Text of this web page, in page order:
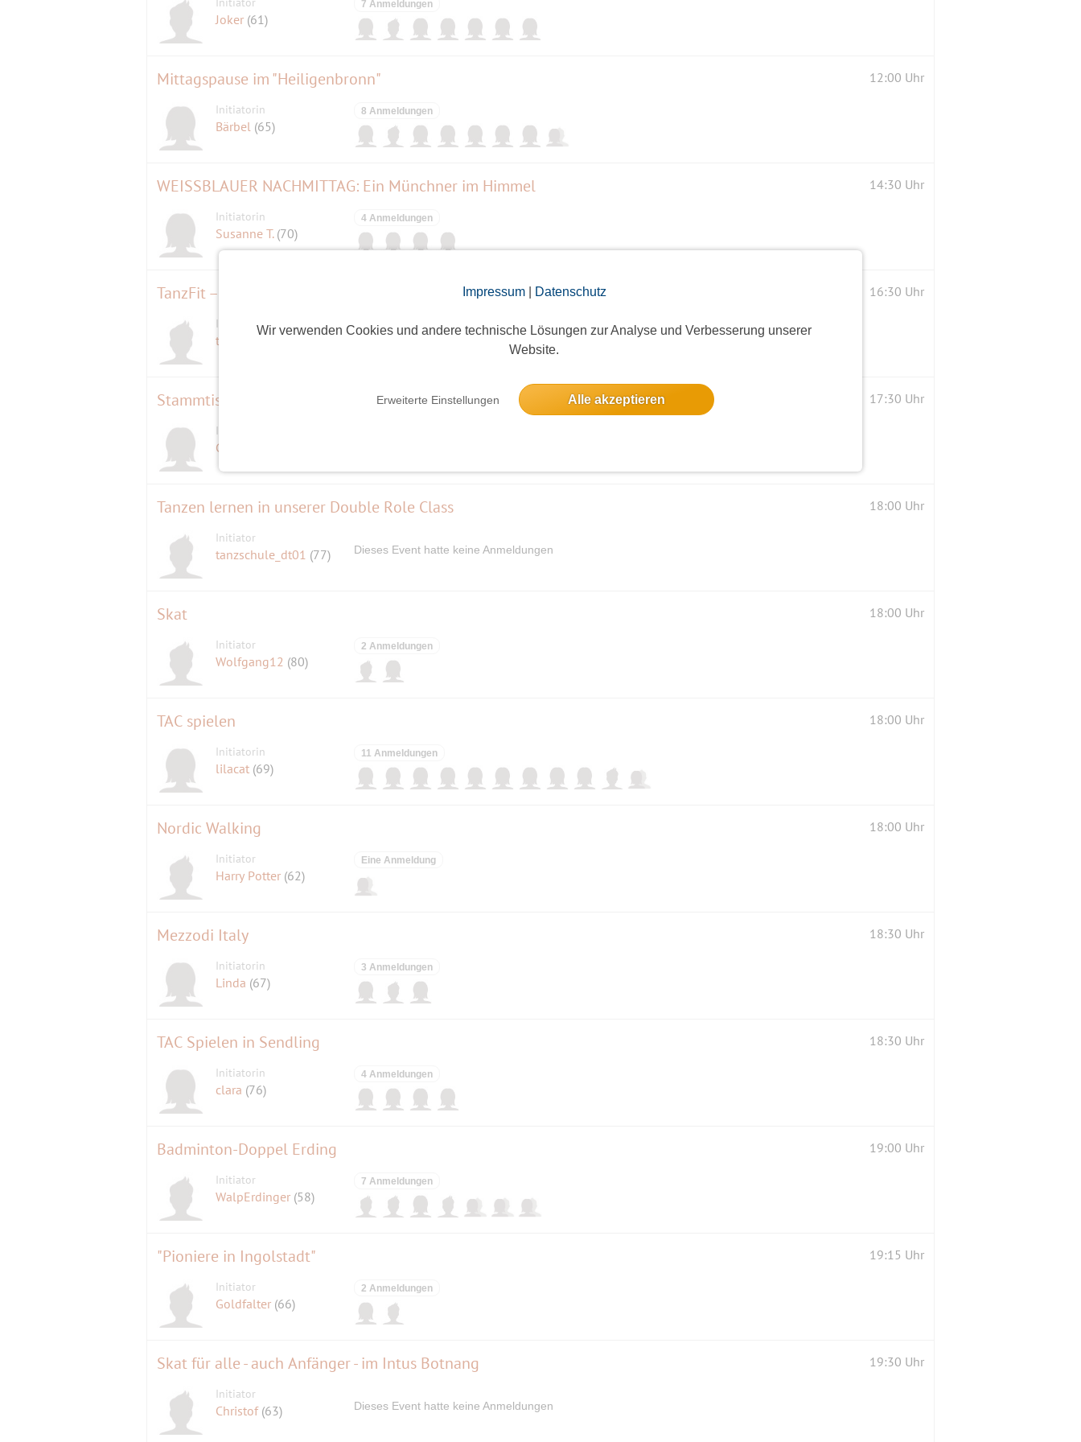
Impressum| Datenschutz
Wir verwenden Cookies und andere technische Lösungen zur Analyse und Verbesserung unserer
Website.
Erweiterte Einstellungen Alle akzeptieren
Joker (61)
7 Anmeldungen
Mittagspause im "Heiligenbronn" 12:00 Uhr
Initiatorin
Bärbel (65)
8 Anmeldungen
WEISSBLAUER NACHMITTAG: Ein Münchner im Himmel 14:30 Uhr
Initiatorin
Susanne T. (70)
4 Anmeldungen
TanzFit – Gesundheit und Lebensfreude für Senioren 16:30 Uhr
Initiator
tanzschule_dt01(77) Dieses Event hatte keine Anmeldungen
Stammtisch im Michaeligarten 17:30 Uhr
Initiatorin
Genoveva2
Tanzen lernen in unserer Double Role Class 18:00 Uhr
Initiator
tanzschule_dt01 (77) Dieses Event hatte keine Anmeldungen
Skat 18:00 Uhr
Initiator
Wolfgang12 (80)
2 Anmeldungen
TAC spielen 18:00 Uhr
Initiatorin
lilacat (69)
11 Anmeldungen
Nordic Walking 18:00 Uhr
Initiator
Harry Potter (62)
Eine Anmeldung
Mezzodi Italy 18:30 Uhr
Initiatorin
Linda (67)
3 Anmeldungen
TAC Spielen in Sendling 18:30 Uhr
Initiatorin
clara (76)
4 Anmeldungen
Badminton-Doppel Erding 19:00 Uhr
Initiator
WalpErdinger (58)
7 Anmeldungen
"Pioniere in Ingolstadt" 19:15 Uhr
Initiator
Goldfalter (66)
2 Anmeldungen
Skat für alle - auch Anfänger - im Intus Botnang 19:30 Uhr
Initiator
Christof (63) Dieses Event hatte keine Anmeldungen